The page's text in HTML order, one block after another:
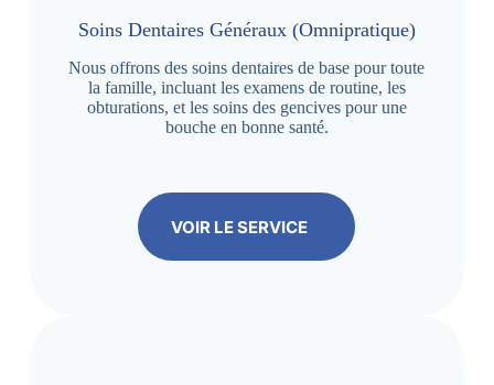
Soins Dentaires Généraux (Omnipratique)
Nous offrons des soins dentaires de base pour toute
la famille, incluant les examens de routine, les
obturations, et les soins des gencives pour une
bouche en bonne santé.
VOIR LE SERVICE